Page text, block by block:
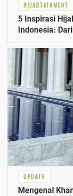
HIJABTAINMENT
5 Inspirasi
Indonesia:
UPDATE
Mengenal